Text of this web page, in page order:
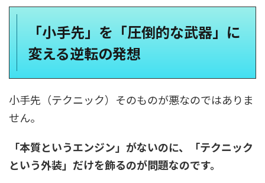
「小手先」を「圧倒的な武器」に
変える逆転の発想
小手先（テクニック）そのものが悪なのではありま
せん。
「本質というエンジン」がないのに、「テクニック
という外装」だけを飾るのが問題なのです。